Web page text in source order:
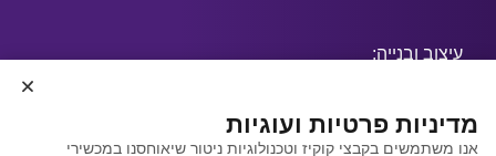
עיצוב ובנייה:
מדיניות פרטיות ועוגיות
אנו משתמשים בקבצי קוקיז וטכנולוגיות ניטור שיאוחסנו במכשירי